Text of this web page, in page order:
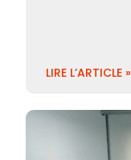
LIRE L’ARTICLE »